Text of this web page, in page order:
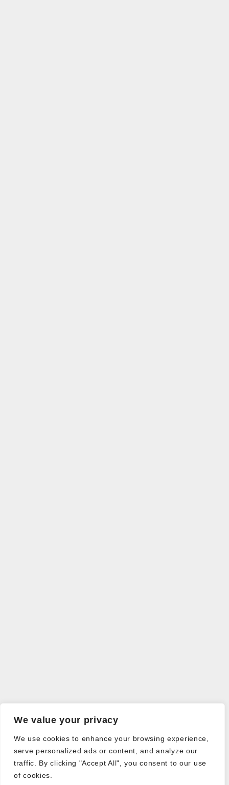
We value your privacy
We use cookies to enhance your browsing experience,
serve personalized ads or content, and analyze our
traffic. By clicking "Accept All", you consent to our use
of cookies.